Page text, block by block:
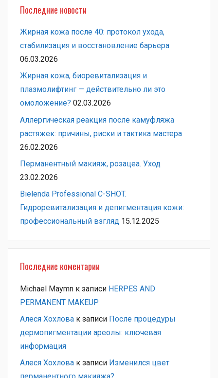
Последние новости
Жирная кожа после 40: протокол ухода,
стабилизация и восстановление барьера
06.03.2026
Жирная кожа, биоревитализация и
плазмолифтинг — действительно ли это
омоложение? 02.03.2026
Аллергическая реакция после камуфляжа
растяжек: причины, риски и тактика мастера
26.02.2026
Перманентный макияж, розацеа. Уход
23.02.2026
Bielenda Professional C-SHOT.
Гидроревитализация и депигментация кожи:
профессиональный взгляд 15.12.2025
Последние коментарии
Michael Maymn к записи HERPES AND
PERMANENT MAKEUP
Алеся Хохлова к записи После процедуры
дермопигментации ареолы: ключевая
информация
Алеся Хохлова к записи Изменился цвет